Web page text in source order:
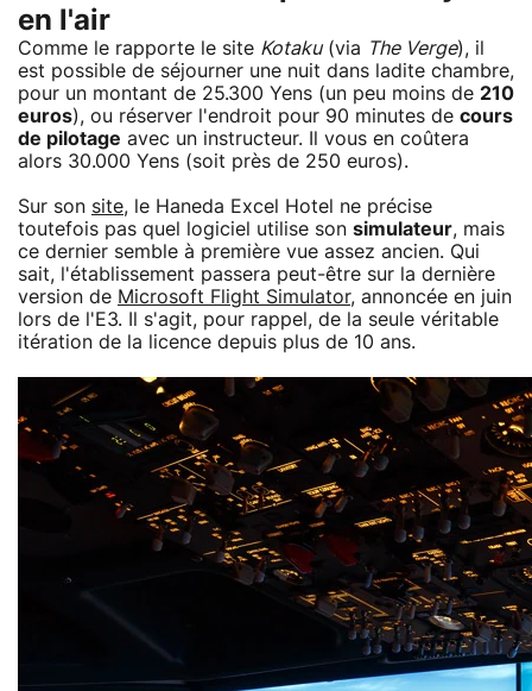
en l'air
Comme le rapporte le site Kotaku(via The Verge), il
est possible de séjourner une nuit dans ladite chambre,
pour un montant de 25.300 Yens (un peu moins de 210
euros), ou réserver l'endroit pour 90 minutes de cours
de pilotage avec un instructeur. Il vous en coûtera
alors 30.000 Yens (soit près de 250 euros).
Sur son site, le Haneda Excel Hotel ne précise
toutefois pas quel logiciel utilise son simulateur, mais
ce dernier semble à première vue assez ancien. Qui
sait, l'établissement passera peut-être sur la dernière
version de Microsoft Flight Simulator, annoncée en juin
lors de l'E3. Il s'agit, pour rappel, de la seule véritable
itération de la licence depuis plus de 10 ans.